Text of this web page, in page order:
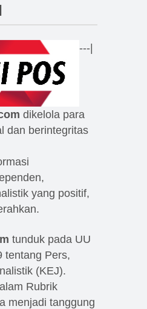
---|
dikelola para
dan berintegritas
yang positif,
tunduk pada UU
tentang Pers,
(KEJ).
Rubrik
menjadi tanggung